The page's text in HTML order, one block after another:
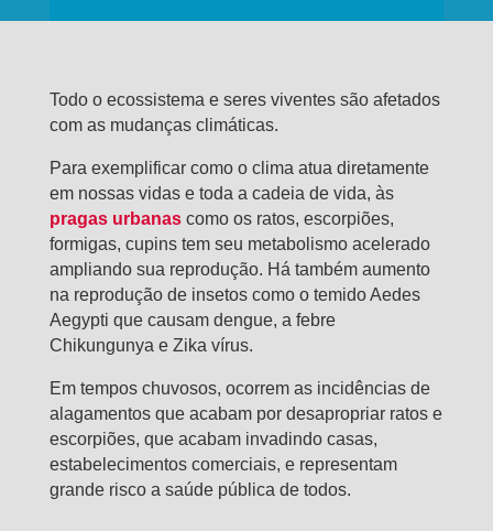
Todo o ecossistema e seres viventes são afetados
com as mudanças climáticas.
Para exemplificar como o clima atua diretamente
em nossas vidas e toda a cadeia de vida, às
pragas urbanascomo os ratos, escorpiões,
formigas, cupins tem seu metabolismo acelerado
ampliando sua reprodução. Há também aumento
na reprodução de insetos como o temido Aedes
Aegypti que causam dengue, a febre
Chikungunya e Zika vírus.
Em tempos chuvosos, ocorrem as incidências de
alagamentos que acabam por desapropriar ratos e
escorpiões, que acabam invadindo casas,
estabelecimentos comerciais, e representam
grande risco a saúde pública de todos.